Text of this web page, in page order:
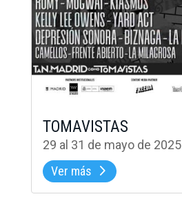
TOMAVISTAS
29 al 31 de mayo de 2025
Ver más